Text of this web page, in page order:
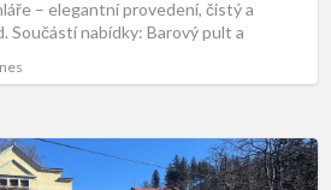
– elegantní provedení, čistý a
Součástí nabídky: Barový pult a